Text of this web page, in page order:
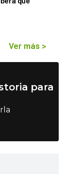
Ver más >
para